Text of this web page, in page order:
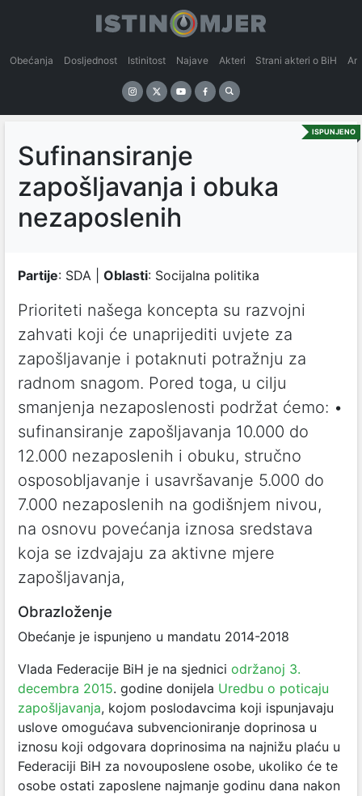
Obećanja Dosljednost Istinitost Najave Akteri Strani akteri o BiH
ISPUNJENO
Sufinansiranje
zapošljavanja i obuka
nezaposlenih
Partije: SDA | Oblasti: Socijalna politika
Prioriteti našega koncepta su razvojni
zahvati koji će unaprijediti uvjete za
zapošljavanje i potaknuti potražnju za
radnom snagom. Pored toga, u cilju
smanjenja nezaposlenosti podržat ćemo: •
sufinansiranje zapošljavanja 10.000 do
12.000 nezaposlenih i obuku, stručno
osposobljavanje i usavršavanje 5.000 do
7.000 nezaposlenih na godišnjem nivou,
na osnovu povećanja iznosa sredstava
koja se izdvajaju za aktivne mjere
zapošljavanja,
Obrazloženje
Obećanje je ispunjeno u mandatu 2014-2018
Vlada Federacije BiH je na sjednici održanoj 3.
decembra 2015. godine donijela Uredbu o poticaju
zapošljavanja, kojom poslodavcima koji ispunjavaju
uslove omogućava subvencioniranje doprinosa u
iznosu koji odgovara doprinosima na najnižu plaću u
Federaciji BiH za novouposlene osobe, ukoliko će te
osobe ostati zaposlene najmanje godinu dana nakon